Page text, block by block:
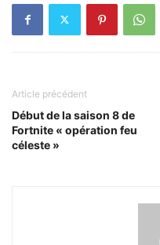
Article précédent
Début de la saison 8 de
Fortnite « opération feu
céleste »